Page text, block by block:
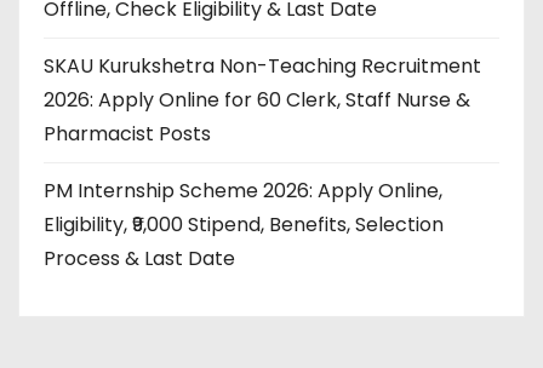
Offline, Check Eligibility & Last Date
SKAU Kurukshetra Non-Teaching Recruitment
2026: Apply Online for 60 Clerk, Staff Nurse &
Pharmacist Posts
PM Internship Scheme 2026: Apply Online,
Eligibility, ₹9,000 Stipend, Benefits, Selection
Process & Last Date